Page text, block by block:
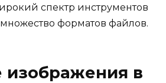
спектр инструментов
форматов файлов.
изображения в